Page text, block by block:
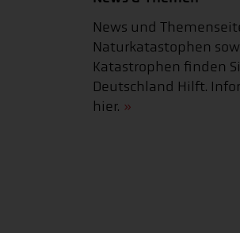
News und
Naturkatastophen
Katastrophen finden
Deutschland Hilft.
hier.